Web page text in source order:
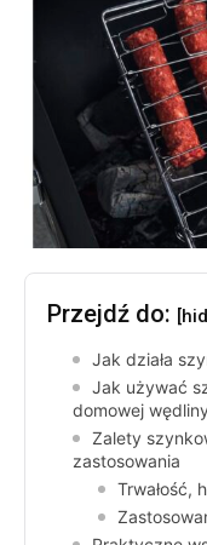
Przejdź do:
Jak działa
Jak używać
domowej
Zalety
zastosowania
Trwałość,